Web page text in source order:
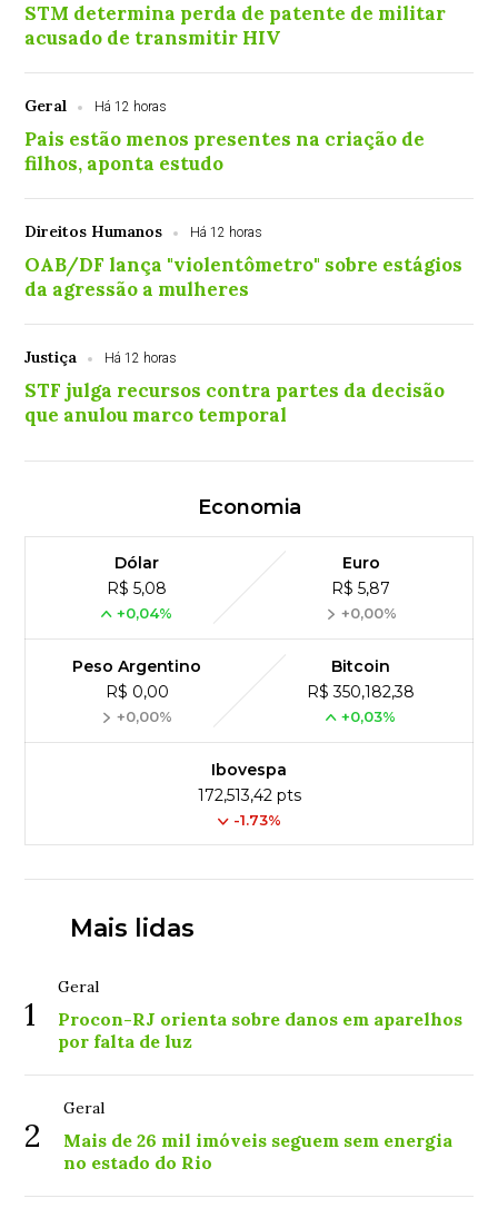
STM determina perda de patente de militar
acusado de transmitir HIV
Geral Há 12 horas
Pais estão menos presentes na criação de
filhos, aponta estudo
Direitos Humanos Há 12 horas
OAB/DF lança "violentômetro" sobre estágios
da agressão a mulheres
Justiça Há 12 horas
STF julga recursos contra partes da decisão
que anulou marco temporal
Economia
Dólar
R$ 5,08
+0,04%
Euro
R$ 5,87
+0,00%
Peso Argentino
R$ 0,00
+0,00%
Bitcoin
R$ 350,182,38
+0,03%
Ibovespa
172,513,42 pts
-1.73%
Mais lidas
1
Geral
Procon-RJ orienta sobre danos em aparelhos
por falta de luz
2
Geral
Mais de 26 mil imóveis seguem sem energia
no estado do Rio